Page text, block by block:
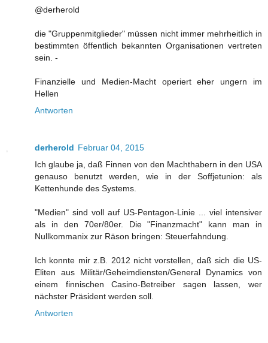
@derherold
die "Gruppenmitglieder" müssen nicht immer mehrheitlich in
bestimmten öffentlich bekannten Organisationen vertreten
sein. -
Finanzielle und Medien-Macht operiert eher ungern im
Hellen
Antworten
derherold Februar 04, 2015
Ich glaube ja, daß Finnen von den Machthabern in den USA
genauso benutzt werden, wie in der Soffjetunion: als
Kettenhunde des Systems.
"Medien" sind voll auf US-Pentagon-Linie ... viel intensiver
als in den 70er/80er. Die "Finanzmacht" kann man in
Nullkommanix zur Räson bringen: Steuerfahndung.
Ich konnte mir z.B. 2012 nicht vorstellen, daß sich die US-
Eliten aus Militär/Geheimdiensten/General Dynamics von
einem finnischen Casino-Betreiber sagen lassen, wer
nächster Präsident werden soll.
Antworten